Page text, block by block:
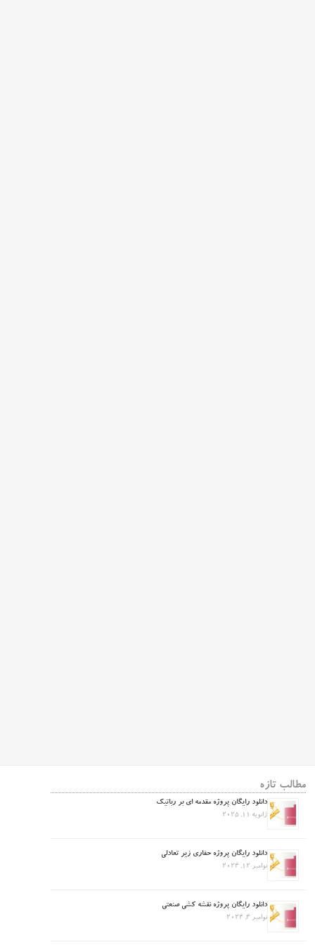
مطالب تازه
دانلود رایگان پروژه مقدمه ای بر رباتیک
ژانویه 11, 2025
دانلود رایگان پروژه حفاری زیر تعادلی
نوامبر 12, 2024
دانلود رایگان پروژه نقشه کشی صنعتی
نوامبر 4, 2024